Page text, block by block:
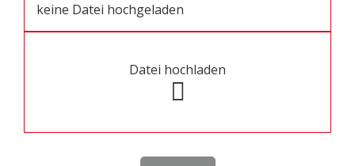
keine Datei hochgeladen
Datei hochladen